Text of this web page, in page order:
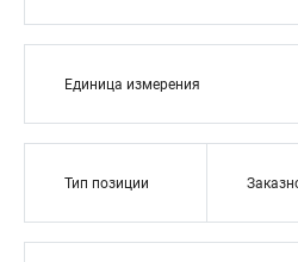
Единица измерения
Тип позиции